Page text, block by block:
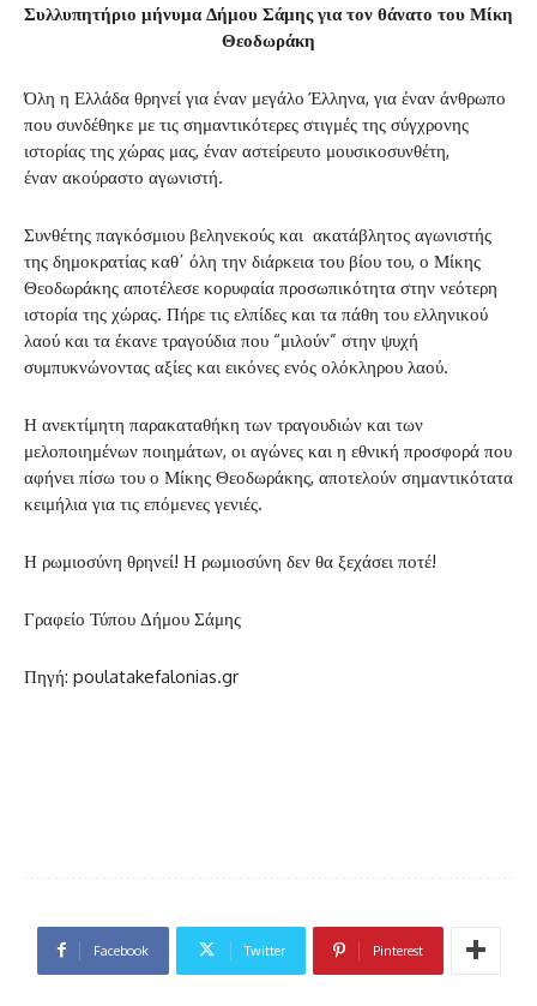
Συλλυπητήριο μήνυμα Δήμου Σάμης για τον θάνατο του Μίκη
Θεοδωράκη
Όλη η Ελλάδα θρηνεί για έναν μεγάλο Έλληνα, για έναν άνθρωπο
που συνδέθηκε με τις σημαντικότερες στιγμές της σύγχρονης
ιστορίας της χώρας μας, έναν αστείρευτο μουσικοσυνθέτη,
έναν ακούραστο αγωνιστή.
Συνθέτης παγκόσμιου βεληνεκούς και ακατάβλητος αγωνιστής
της δημοκρατίας καθ΄ όλη την διάρκεια του βίου του, ο Μίκης
Θεοδωράκης αποτέλεσε κορυφαία προσωπικότητα στην νεότερη
ιστορία της χώρας. Πήρε τις ελπίδες και τα πάθη του ελληνικού
λαού και τα έκανε τραγούδια που “μιλούν” στην ψυχή
συμπυκνώνοντας αξίες και εικόνες ενός ολόκληρου λαού.
Η ανεκτίμητη παρακαταθήκη των τραγουδιών και των
μελοποιημένων ποιημάτων, οι αγώνες και η εθνική προσφορά που
αφήνει πίσω του ο Μίκης Θεοδωράκης, αποτελούν σημαντικότατα
κειμήλια για τις επόμενες γενιές.
Η ρωμιοσύνη θρηνεί! Η ρωμιοσύνη δεν θα ξεχάσει ποτέ!
Γραφείο Τύπου Δήμου Σάμης
Πηγή: poulatakefalonias.gr
Facebook Twitter Pinterest